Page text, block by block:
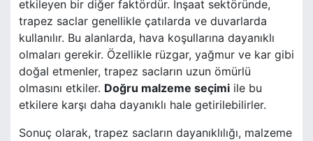
etkileyen bir diğer faktördür. İnşaat sektöründe,
trapez saclar genellikle çatılarda ve duvarlarda
kullanılır. Bu alanlarda, hava koşullarına dayanıklı
olmaları gerekir. Özellikle rüzgar, yağmur ve kar gibi
doğal etmenler, trapez sacların uzun ömürlü
olmasını etkiler. Doğru malzeme seçimi ile bu
etkilere karşı daha dayanıklı hale getirilebilirler.
Sonuç olarak, trapez sacların dayanıklılığı, malzeme